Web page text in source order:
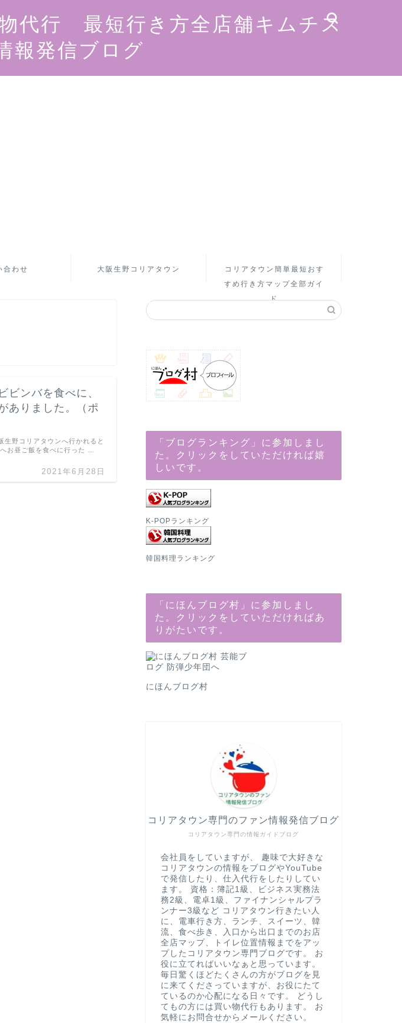
代行 最短行き方全店舗キムチス
報発信ブログ
合わせ 大阪生野コリアタウン
コリアタウン簡単最短おす
すめ行き方マップ全部ガイ
ド
ビンバを食べに、
ありました。（ポ
2021年6月28日
生野コリアタウンへ行かれると
お昼ご飯を食べに行った …
「ブログランキング」に参加しまし
た。クリックをしていただければ嬉
しいです。
K-POPランキング
韓国料理ランキング
「にほんブログ村」に参加しまし
た。クリックをしていただければあ
りがたいです。
にほんブログ村
コリアタウン専門の情報ガイドブログ
コリアタウン専門のファン情報発信ブログ
会社員をしていますが、 趣味で大好きな
コリアタウンの情報をブログやYouTube
で発信したり、仕入代行をしたりしてい
ます。 資格：簿記1級、ビジネス実務法
務2級、電卓1級、ファイナンシャルプラ
ンナー3級など コリアタウン行きたい人
に、電車行き方、ランチ、スイーツ、韓
流、食べ歩き、入口から出口までのお店
全店マップ、トイレ位置情報までをアッ
プしたコリアタウン専門ブログです。 お
役に立てればいいなぁと思っています。
毎日驚くほどたくさんの方がブログを見
に来てくださっていますが、お役にたて
ているのか心配になる日々です。 どうし
てもの方には買い物代行もあります。 お
気軽にお問合せからメールください。